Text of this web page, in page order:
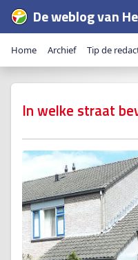
De weblog van
Home Archief Tip de
In welke straat